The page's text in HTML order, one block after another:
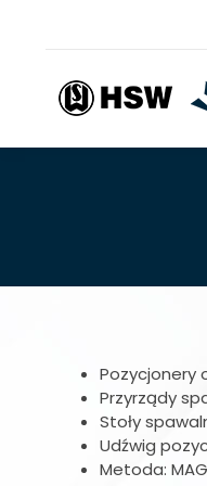
Pozycjonery
Przyrządy
Stoły
Udźwig
Metoda: MAG